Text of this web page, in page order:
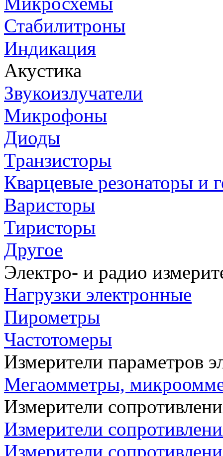
Стабилитроны
Индикация
Акустика
Звукоизлучатели
Микрофоны
Диоды
Транзисторы
Кварцевые резонаторы и
Варисторы
Тиристоры
Другое
Электро- и радио
Нагрузки электронные
Пирометры
Частотомеры
Измерители параметров
Мегаомметры,
Измерители
Измерители
Измерители